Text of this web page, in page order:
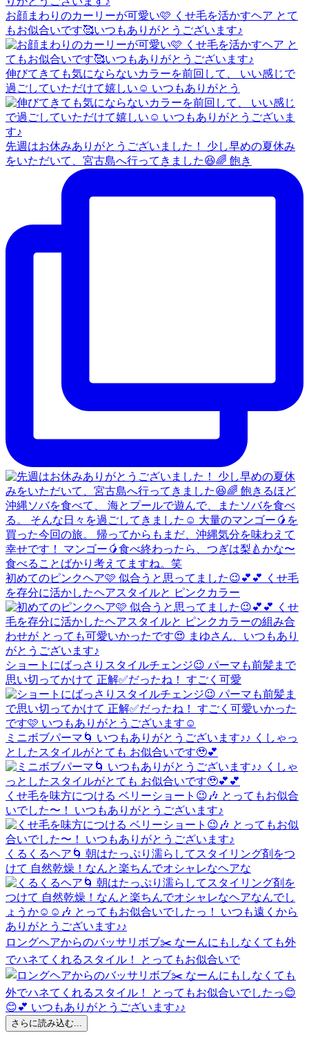
お顔まわりのカーリーが可愛い🩷 くせ毛を活かすヘア とて
もお似合いです🥰いつもありがとうございます♪
伸びてきても気にならないカラーを前回して、 いい感じで
過ごしていただけて嬉しい☺️ いつもありがとう
先週はお休みありがとうございました！ 少し早めの夏休み
をいただいて、宮古島へ行ってきました😆🌈 飽き
初めてのピンクヘア🩷 似合うと思ってました😉💕💕 くせ毛
を存分に活かしたヘアスタイルと ピンクカラー
ショートにばっさりスタイルチェンジ😉 パーマも前髪まで
思い切ってかけて 正解✅だったね！ すごく可愛
ミニボブパーマ🌀 いつもありがとうございます♪♪ くしゃっ
としたスタイルがとても お似合いです🥹💕
くせ毛を味方につける ベリーショート😉🎶 とってもお似合
いでした〜！ いつもありがとうございます♪
くるくるヘア🌀 朝はたっぷり濡らしてスタイリング剤をつ
けて 自然乾燥！なんと楽ちんでオシャレなヘアな
ロングヘアからのバッサリボブ✂️ なーんにもしなくても外
でハネてくれるスタイル！ とってもお似合いで
さらに読み込む...